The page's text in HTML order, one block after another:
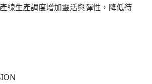
線生產調度增加靈活與彈性，降低待